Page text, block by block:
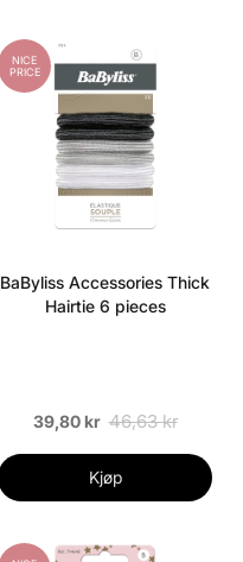
NICE
PRICE
BaByliss Accessories Thick
Hairtie 6 pieces
39,80 kr 46,63 kr
Kjøp